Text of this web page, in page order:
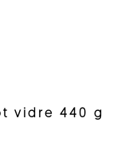
vidre 440 g
IDIOMA: CAT